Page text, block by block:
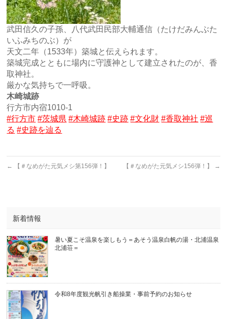
武田信久の子孫、八代武田民部大輔通信（たけだみんぶた
いふみちのぶ）が
天文二年（1533年）築城と伝えられます。
築城完成とともに場内に守護神として建立されたのが、香
取神社。
厳かな気持ちで一呼吸。
木崎城跡
行方市内宿1010-1
#行方市 #茨城県 #木崎城跡 #史跡 #文化財 #香取神社 #巡
る #史跡を辿る
← 【＃なめがた元気メシ第156弾！】 【＃なめがた元気メシ156弾！】 →
新着情報
暑い夏こそ温泉を楽しもう＝あそう温泉白帆の湯・北浦温泉
北浦荘＝
令和8年度観光帆引き船操業・事前予約のお知らせ